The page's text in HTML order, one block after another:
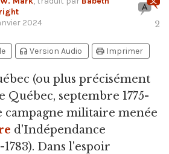
2024 2
headphones Version Audio print Imprimer
(ou plus précisément
Québec, septembre 1775-
campagne militaire menée
d'Indépendance
Dans l'espoir